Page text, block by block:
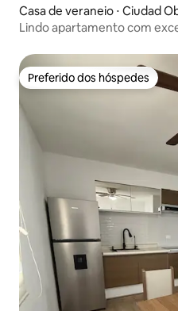
Casa de veraneio ⋅ Ciudad
Lindo apartamento com
Preferido dos hóspedes
Preferido dos hóspedes